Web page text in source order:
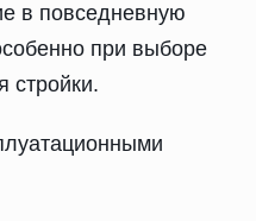
в повседневную
при выборе
стройки.